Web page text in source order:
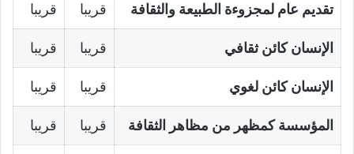
تقديم عام لمجزوءة الطبيعة والثقافة قريبا قريبا
الإنسان كائن ثقافي قريبا قريبا
الإنسان كائن لغوي قريبا قريبا
المؤسسة كمظهر من مظاهر الثقافة قريبا قريبا